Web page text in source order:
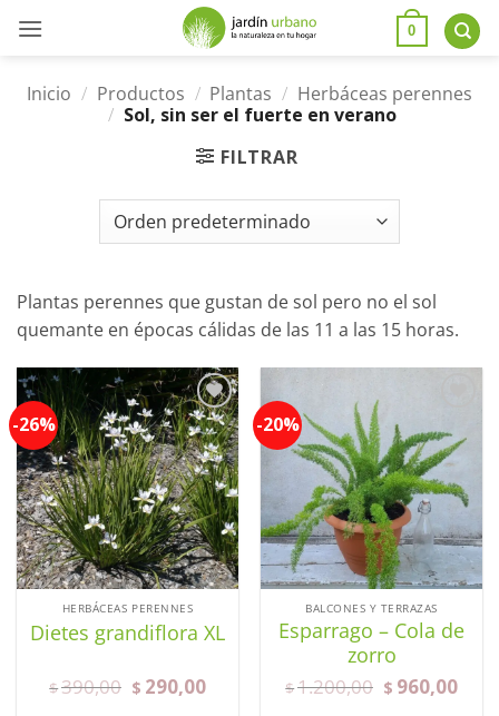
0
Inicio / Productos / Plantas / Herbáceas perennes
/ Sol, sin ser el fuerte en verano
FILTRAR
Plantas perennes que gustan de sol pero no el sol
quemante en épocas cálidas de las 11 a las 15 horas.
-26%
Añadir
a la
lista de
deseos
HERBÁCEAS PERENNES
Dietes grandiflora XL
$390,00 $ 290,00
-20%
a la
lista de
deseos
BALCONES Y TERRAZAS
Esparrago – Cola de
zorro
$1.200,00 $ 960,00